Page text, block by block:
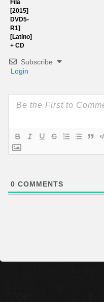
Subscribe
Login
0 COMMENTS